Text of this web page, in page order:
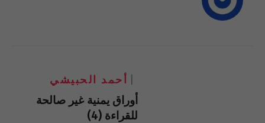
أحمد الحبيشي
أوراق يمنية غير صالحة
للقراءة (4)